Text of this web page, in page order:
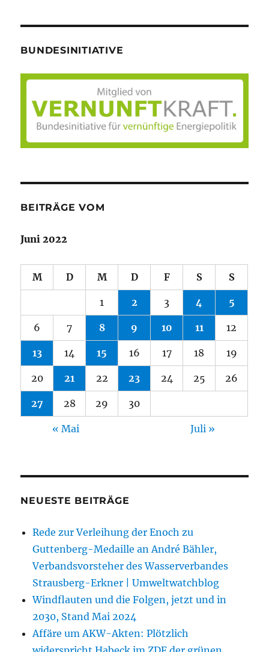
BUNDESINITIATIVE
BEITRÄGE VOM
Juni 2022
M D M D F S S
1 2 3 4 5
6 7 8 9 10 11 12
13 14 15 16 17 18 19
20 21 22 23 24 25 26
27 28 29 30
« Mai Juli »
NEUESTE BEITRÄGE
Rede zur Verleihung der Enoch zu
Guttenberg-Medaille an André Bähler,
Verbandsvorsteher des Wasserverbandes
Strausberg-Erkner | Umweltwatchblog
Windflauten und die Folgen, jetzt und in
2030, Stand Mai 2024
Affäre um AKW-Akten: Plötzlich